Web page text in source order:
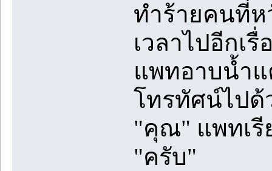
ทำร้ายคนที่ห
เวลาไปอีกเรื่
แพทอาบน้ำแ
โทรทัศน์ไปด้
"คุณ" แพทเรี
"ครับ"